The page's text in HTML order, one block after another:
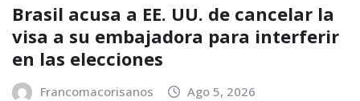
Brasil acusa a EE. UU. de cancelar la
visa a su embajadora para interferir
en las elecciones
Francomacorisanos Ago 5, 2026